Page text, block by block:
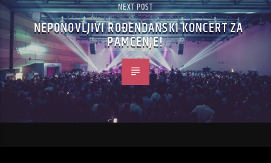
NEXT POST
NEPONOVLJIVI ROĐENDANSKI KONCERT ZA
PAMĆENJE!